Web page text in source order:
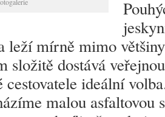
leží mírně mimo
složitě dostává
cestovatele ideální
malou asfaltovou